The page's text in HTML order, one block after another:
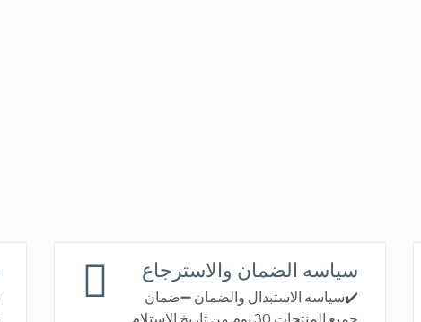
سياسه الضمان والاسترجاع
✔️سياسه الاستبدال والضمان ➖ضمان